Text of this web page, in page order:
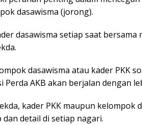
dasawisma (jorong).
dasawisma setiap saat bersama
dasawisma atau kader PKK
Perda AKB akan berjalan dengan
kader PKK maupun kelompok
detail di setiap nagari.